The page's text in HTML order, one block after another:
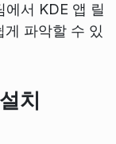
서 KDE 앱 릴
파악할 수 있
치